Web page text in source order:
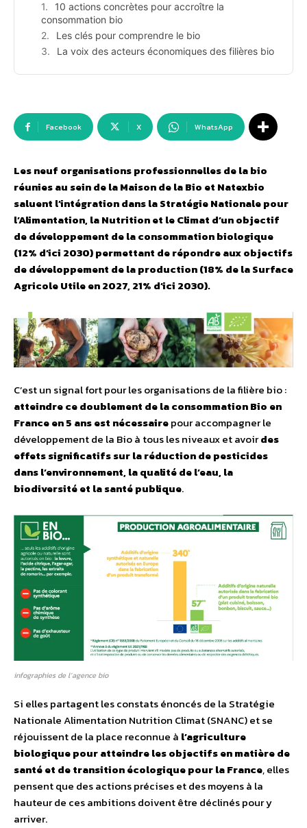
10 actions concrètes pour accroître la
consommation bio
Les clés pour comprendre le bio
La voix des acteurs économiques des filières bio
Facebook X WhatsApp
Les neuf organisations professionnelles de la bio
réunies au sein de la Maison de la Bio et Natexbio
saluent l’intégration dans la Stratégie Nationale pour
l’Alimentation, la Nutrition et le Climat d’un objectif
de développement de la consommation biologique
(12% d’ici 2030) permettant de répondre aux objectifs
de développement de la production (18% de la Surface
Agricole Utile en 2027, 21% d’ici 2030).
C’est un signal fort pour les organisations de la filière bio :
atteindre ce doublement de la consommation Bio en
France en 5 ans est nécessairepour accompagner le
développement de la Bio à tous les niveaux et avoirdes
effets significatifs sur la réduction de pesticides
dans l’environnement, la qualité de l’eau, la
biodiversité et la santé publique.
infographies de l’agence bio
Si elles partagent les constats énoncés de la Stratégie
Nationale Alimentation Nutrition Climat (SNANC) et se
réjouissent de la place reconnue à l’agriculture
biologique pour atteindre les objectifs en matière de
santé et de transition écologique pour la France, elles
pensent que des actions précises et des moyens à la
hauteur de ces ambitions doivent être déclinés pour y
arriver.